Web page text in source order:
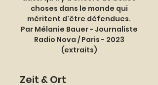
choses dans le monde qui
méritent d'être défendues.
Par Mélanie Bauer - Journaliste
Radio Nova / Paris - 2023
(extraits)
Zeit & Ort